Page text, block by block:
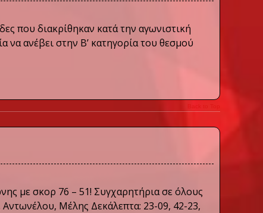
που διακρίθηκαν κατά την αγωνιστική
να ανέβει στην Β’ κατηγορία του θεσμού
με σκορ 76 – 51! Συγχαρητήρια σε όλους
Μέλης Δεκάλεπτα: 23-09, 42-23,